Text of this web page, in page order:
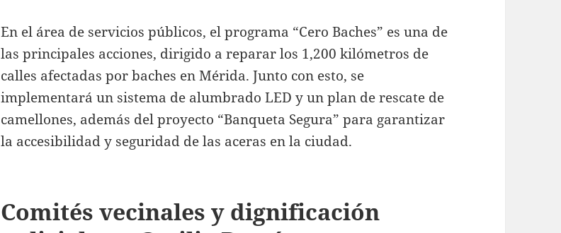
En el área de servicios públicos, el programa “Cero Baches” es una de
las principales acciones, dirigido a reparar los 1,200 kilómetros de
calles afectadas por baches en Mérida. Junto con esto, se
implementará un sistema de alumbrado LED y un plan de rescate de
camellones, además del proyecto “Banqueta Segura” para garantizar
la accesibilidad y seguridad de las aceras en la ciudad.
Comités vecinales y dignificación